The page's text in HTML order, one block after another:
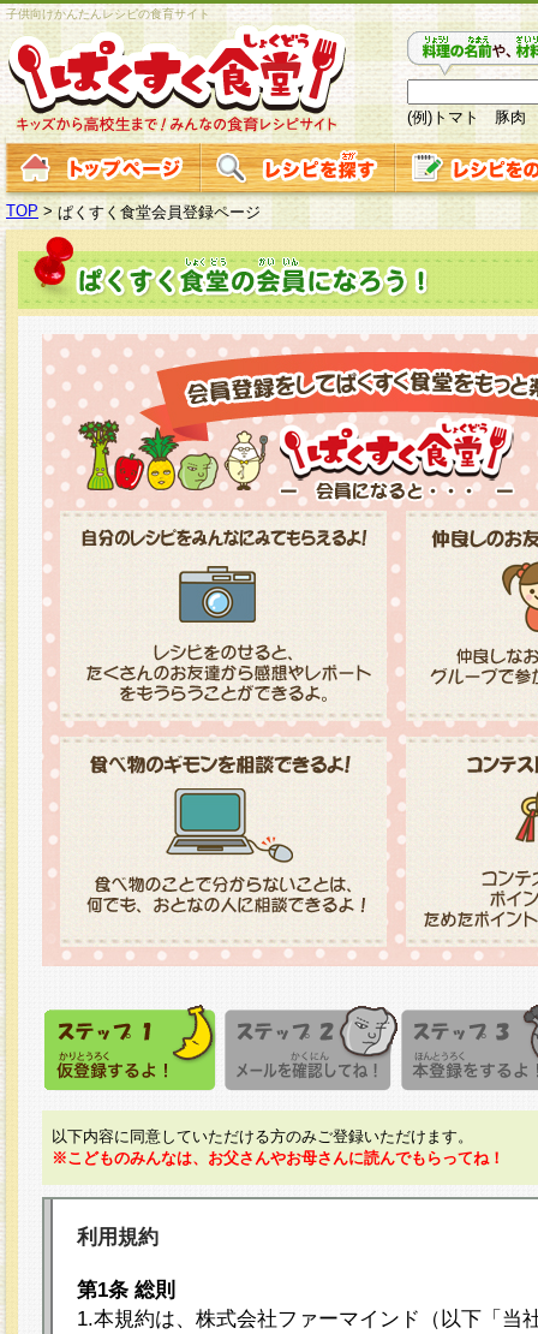
子供向けかんたんレシピの食育サイト
(例)トマト 豚肉
TOP > ぱくすく食堂会員登録ページ
以下内容に同意していただける方のみご登録いただけます。
※こどものみんなは、お父さんやお母さんに読んでもらってね！
利用規約
第1条 総則
1.本規約は、株式会社ファーマインド（以下「当